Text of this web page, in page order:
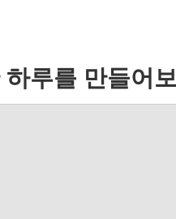
루를 만들어